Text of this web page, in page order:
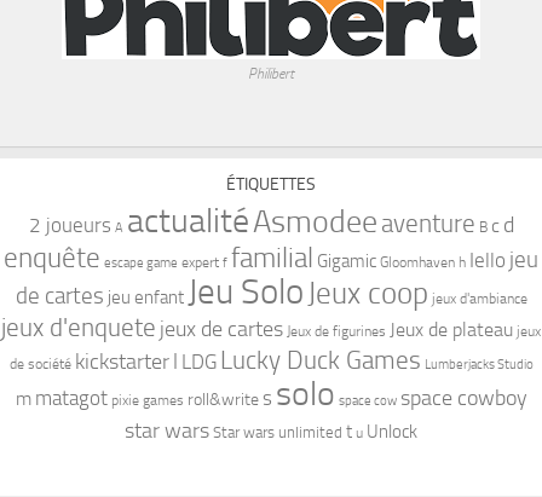
Philibert
ÉTIQUETTES
2 joueurs A actualitéAsmodee aventure B c d
enquête escape game expert f familial Gigamic Gloomhaven h Iello jeu
de cartes jeu enfant Jeu Solo Jeux coop jeux d'ambiance
jeux d'enquete jeux de cartes Jeux de figurines Jeux de plateau jeux
de société kickstarter l LDG Lucky Duck Games Lumberjacks Studio
m matagot pixie games roll&write s solo space cow space cowboy
star wars Star wars unlimited t u Unlock